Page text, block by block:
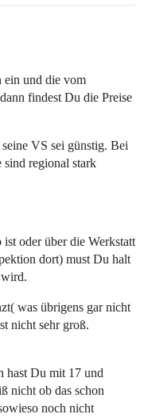
ein und die vom
findest Du die Preise
VS sei günstig. Bei
sind regional stark
oder über die Werkstatt
dort) must Du halt
wird.
was übrigens gar nicht
nicht sehr groß.
hast Du mit 17 und
nicht ob das schon
noch nicht